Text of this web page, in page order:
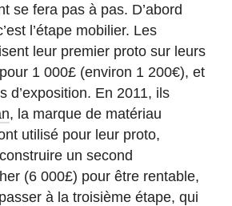
se fera pas à pas. D’abord
l’étape mobilier. Les
leur premier proto sur leurs
1 000£ (environ 1 200€), et
d’exposition. En 2011, ils
, la marque de matériau
utilisé pour leur proto,
un second
(6 000£) pour être rentable,
à la troisième étape, qui